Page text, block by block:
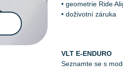
• geometrie Ride
• doživotní záruka
VLT E-ENDURO
Seznamte se s